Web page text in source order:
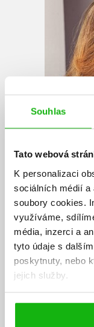
Souhlas
Tato webová
K personalizaci
sociálních médií a
soubory cookies.
využíváme,
média, inzerci a
tyto údaje s
poskytnuty, nebo
jejich služby.
Halina
Halina Pawlowská je
ukrajinskému
scenáristika a
nejznámější z nich
příběh na motivy